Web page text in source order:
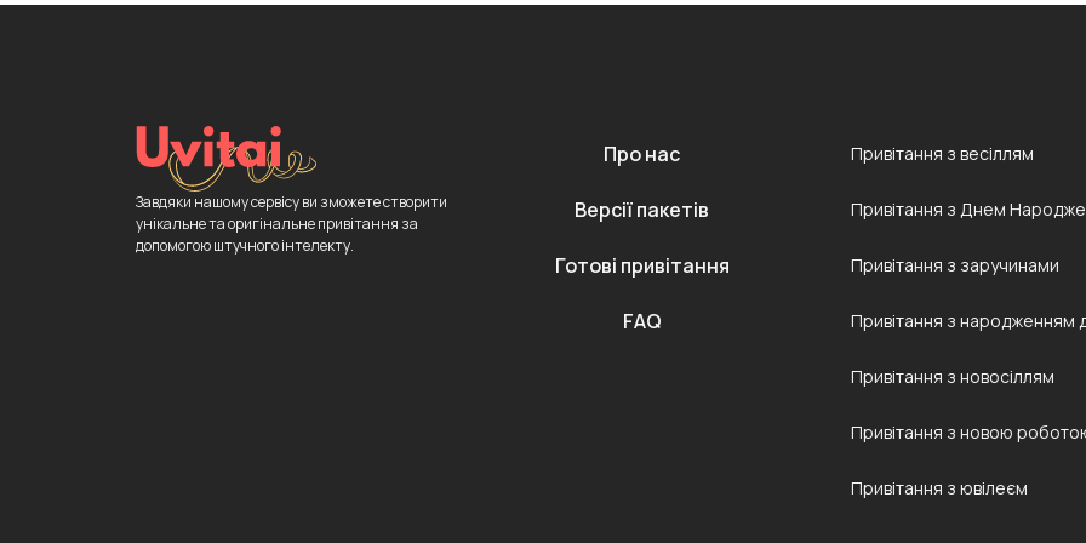
Завдяки нашому сервісу ви зможете створити
унікальне та оригінальне привітання за
допомогою штучного інтелекту.
Про нас
Версії пакетів
Готові привітання
FAQ
Привітання з весіллям
Привітання з Днем
Привітання з заручинами
Привітання з народженням
Привітання з новосіллям
Привітання з новою
Привітання з ювілеєм